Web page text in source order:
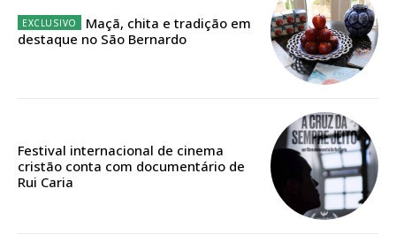
ASSINATURA
DIGITAL ANUAL
Acesso aos conteúdos Exclusivos para
Maçã, chita e tradição em
destaque no São Bernardo
Festival internacional de cinema
cristão conta com documentário de
Rui Caria